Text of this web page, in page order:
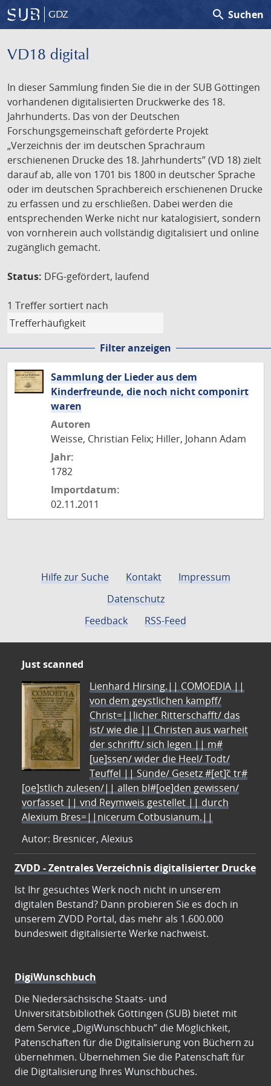
GDZ search Suchen
VD18 digital
In dieser Sammlung finden Sie die in der SUB Göttingen
vorhandenen digitalisierten Druckwerke des 18.
Jahrhunderts. Das von der Deutschen
Forschungsgemeinschaft geförderte Projekt
„Verzeichnis der im deutschen Sprachraum
erschienenen Drucke des 18. Jahrhunderts” (VD 18) zielt
darauf ab, alle von 1701 bis 1800 in deutscher Sprache
oder im deutschen Sprachbereich erschienenen Drucke
zu erfassen und zu erschließen. Dabei werden die
entsprechenden Werke nicht nur katalogisiert, sondern
von vornherein auch vollständig digitalisiert und online
zugänglich gemacht.
Status: DFG-gefördert, laufend
1 Treffer sortiert nach
Filter anzeigen
Sammlung der Lieder aus dem
Kinderfreunde, die noch nicht componirt
waren
Autoren
Weisse, Christian Felix; Hiller, Johann Adam
Jahr:
1782
Importdatum:
02.11.2011
Hilfe zur Suche Kontakt
Impressum
Datenschutz
Feedback
RSS-Feed
Just scanned
Lienhard Hirsing.|| COMOEDIA ||
von dem geystlichen kampff/
Christ=||licher Ritterschafft/ das
ist/ wie die || Christen aus warheit
der schrifft/ sich legen || m#
[ue]ssen/ wider die Heel/ Todt/
Teuffel || Sünde/ Gesetz #[et]c̃ tr#
[oe]stlich zulesen/|| allen bl#[oe]den gewissen/
vorfasset || vnd Reymweis gestellet || durch
Alexium Bres=||nicerum Cotbusianum.||
Autor: Bresnicer, Alexius
ZVDD - Zentrales Verzeichnis digitalisierter Drucke
Ist Ihr gesuchtes Werk noch nicht in unserem
digitalen Bestand? Dann probieren Sie es doch in
unserem ZVDD Portal, das mehr als 1.600.000
bundesweit digitalisierte Werke nachweist.
DigiWunschbuch
Die Niedersächsische Staats- und
Universitätsbibliothek Göttingen (SUB) bietet mit
dem Service „DigiWunschbuch” die Möglichkeit,
Patenschaften für die Digitalisierung von Büchern zu
übernehmen. Übernehmen Sie die Patenschaft für
die Digitalisierung Ihres Wunschbuches.